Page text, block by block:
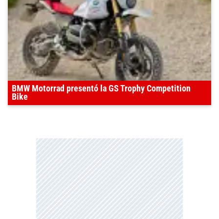
BMW Motorrad presentó la GS Trophy Competition
Bike